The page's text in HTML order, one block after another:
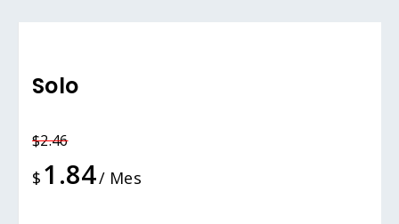
Solo
$2.46
$ 1.84/ Mes